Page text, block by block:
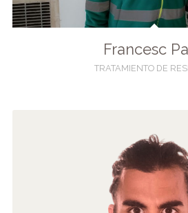
Francesc
TRATAMIENTO DE